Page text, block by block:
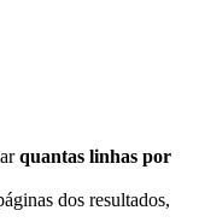
quantas linhas por
dos resultados,